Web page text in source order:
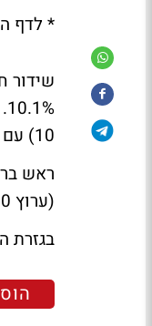
* לדף
10) עם 5.3%.
ראש
(ערוץ 10). 'בוא לאכול איתי' (ערוץ 1) קיבלה 3.1%.
בגזרת